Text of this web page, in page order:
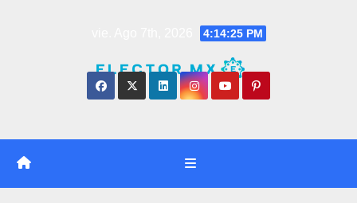
4:14:26 PM